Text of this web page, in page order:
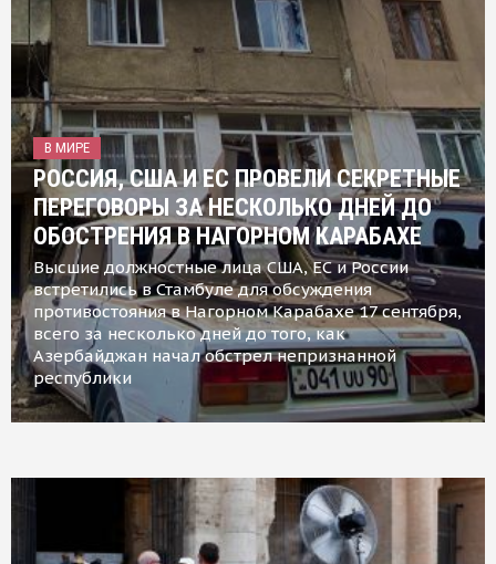
В МИРЕ
РОССИЯ, США И ЕС ПРОВЕЛИ СЕКРЕТНЫЕ
ПЕРЕГОВОРЫ ЗА НЕСКОЛЬКО ДНЕЙ ДО
ОБОСТРЕНИЯ В НАГОРНОМ КАРАБАХЕ
Высшие должностные лица США, ЕС и России
встретились в Стамбуле для обсуждения
противостояния в Нагорном Карабахе 17 сентября,
всего за несколько дней до того, как
Азербайджан начал обстрел непризнанной
республики